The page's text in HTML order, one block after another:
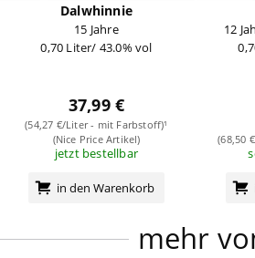
Dalwhinnie
15 Jahre
0,70 Liter/ 43.0% vol
37,99 €
(54,27 €/Liter - mit Farbstoff)¹
(Nice Price Artikel)
jetzt bestellbar
in den Warenkorb
12
(68,50
mehr